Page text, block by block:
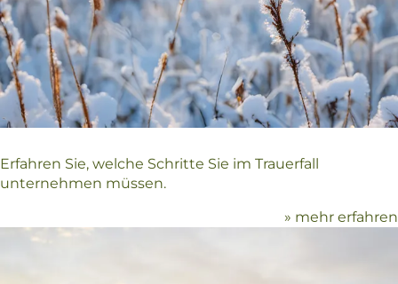
Erfahren Sie, welche Schritte Sie im Trauerfall
unternehmen müssen.
» mehr erfahren